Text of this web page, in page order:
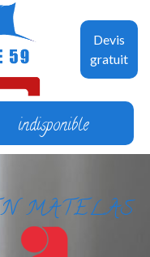
Devis
gratuit
indisponible
MATELAS